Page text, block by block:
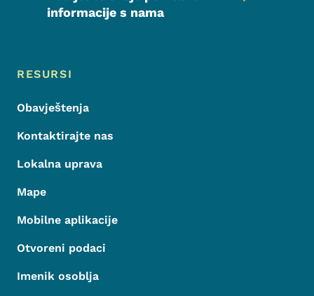
informacije s nama
Meni podnožja
Footer
RESURSI
Obavještenja
Kontaktirajte nas
Lokalna uprava
Mape
Mobilne aplikacije
Otvoreni podaci
Imenik osoblja